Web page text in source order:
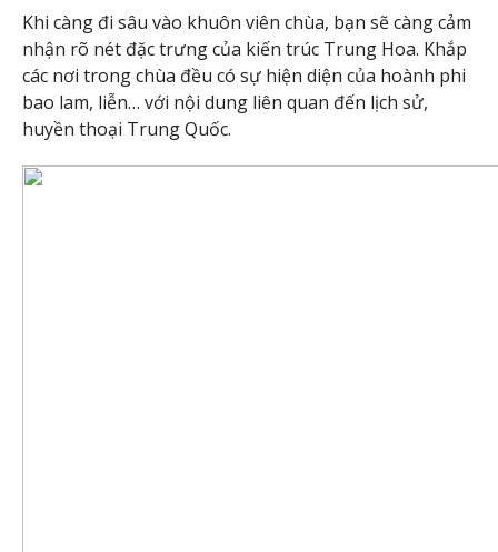
Khi càng đi sâu vào khuôn viên chùa, bạn sẽ càng cảm
nhận rõ nét đặc trưng của kiến trúc Trung Hoa. Khắp
các nơi trong chùa đều có sự hiện diện của hoành phi
bao lam, liễn… với nội dung liên quan đến lịch sử,
huyền thoại Trung Quốc.